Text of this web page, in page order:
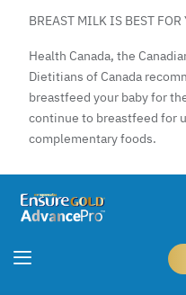
BREAST MILK IS BEST FOR
Health Canada, the
Dietitians of Canada
breastfeed your baby for
continue to breastfeed for
complementary foods.